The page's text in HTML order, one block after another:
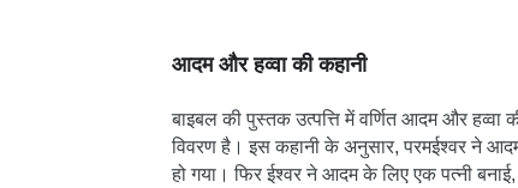
आदम और हव्वा की कहानी
बाइबल की पुस्तक उत्पत्ति में वर्णित आदम और हव्वा
विवरण है। इस कहानी के अनुसार, परमईश्वर ने
हो गया। फिर ईश्वर ने आदम के लिए एक पत्नी बनाई,